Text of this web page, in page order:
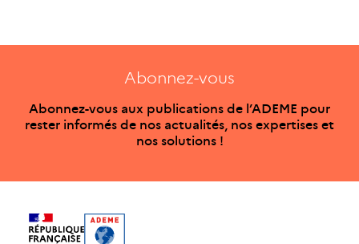
Abonnez-vous
Abonnez-vous aux publications de l’ADEME pour
rester informés de nos actualités, nos expertises et
nos solutions !